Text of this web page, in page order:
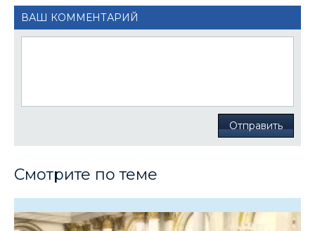
ВАШ КОММЕНТАРИЙ
Отправить
Смотрите по теме